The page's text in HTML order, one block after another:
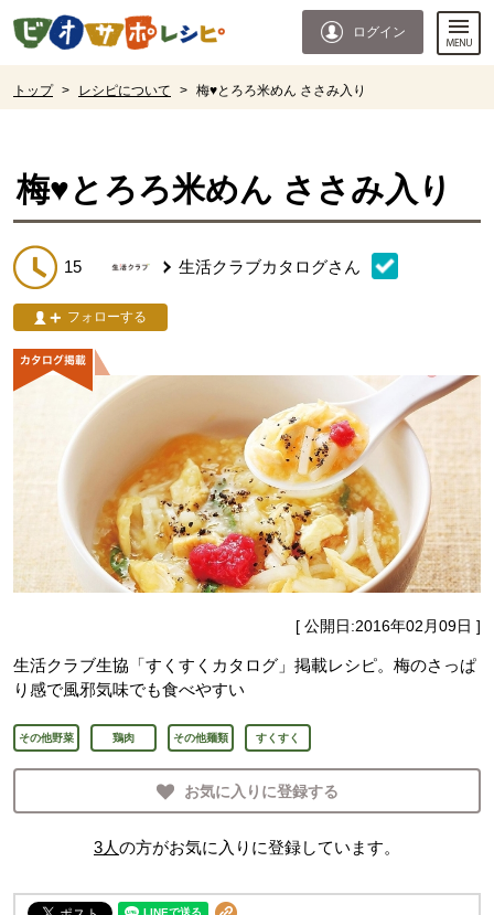
ページの先頭です。
ログイン
トップ > レシピについて > 梅♥とろろ米めん ささみ入り
梅♥とろろ米めん ささみ入り
15 生活クラブカタログさん
フォローする
[ 公開日:2016年02月09日 ]
生活クラブ生協「すくすくカタログ」掲載レシピ。梅のさっぱ
り感で風邪気味でも食べやすい
その他野菜 鶏肉 その他麺類 すくすく
お気に入りに登録する
3人の方がお気に入りに登録しています。